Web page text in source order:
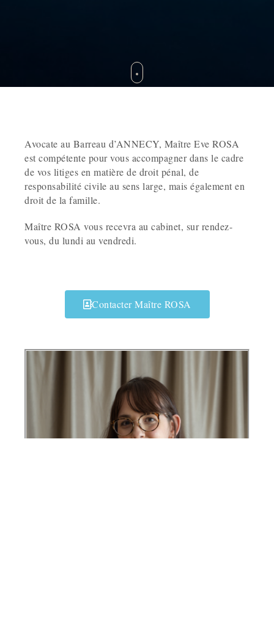
Avocate au Barreau d’ANNECY, Maître Eve ROSA
est compétente pour vous accompagner dans le cadre
de vos litiges en matière de droit pénal, de
responsabilité civile au sens large, mais également en
droit de la famille.
Maître ROSA vous recevra au cabinet, sur rendez-
vous, du lundi au vendredi.
Contacter Maître ROSA